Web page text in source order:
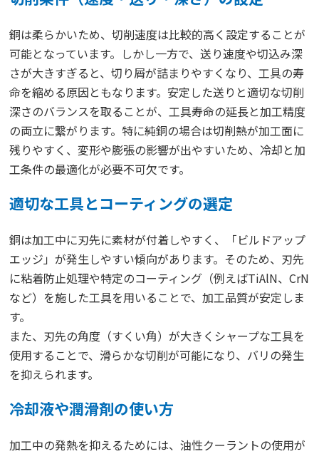
銅は柔らかいため、切削速度は比較的高く設定することが
可能となっています。しかし一方で、送り速度や切込み深
さが大きすぎると、切り屑が詰まりやすくなり、工具の寿
命を縮める原因ともなります。安定した送りと適切な切削
深さのバランスを取ることが、工具寿命の延長と加工精度
の両立に繋がります。特に純銅の場合は切削熱が加工面に
残りやすく、変形や膨張の影響が出やすいため、冷却と加
工条件の最適化が必要不可欠です。
適切な工具とコーティングの選定
銅は加工中に刃先に素材が付着しやすく、「ビルドアップ
エッジ」が発生しやすい傾向があります。そのため、刃先
に粘着防止処理や特定のコーティング（例えばTiAlN、CrN
など）を施した工具を用いることで、加工品質が安定しま
す。
また、刃先の角度（すくい角）が大きくシャープな工具を
使用することで、滑らかな切削が可能になり、バリの発生
を抑えられます。
冷却液や潤滑剤の使い方
加工中の発熱を抑えるためには、油性クーラントの使用が